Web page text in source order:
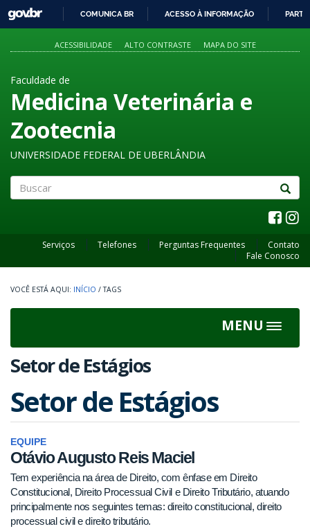
PARA
O
GOVBR
COMUNICA BR ACESSO À INFORMAÇÃO
ACESSIBILIDADE ALTO CONTRASTE MAPA DO SITE
Faculdade de
Medicina Veterinária e
Zootecnia
UNIVERSIDADE FEDERAL DE UBERLÂNDIA
Serviços Telefones Perguntas Frequentes
Contato
Fale Conosco
INÍCIO / TAGS
MENU
Toggle
Setor de Estágios
Setor de Estágios
EQUIPE
Otávio Augusto Reis Maciel
Tem experiência na área de Direito, com ênfase em Direito
Constitucional, Direito Processual Civil e Direito Tributário, atuando
principalmente nos seguintes temas: direito constitucional, direito
processual civil e direito tributário.